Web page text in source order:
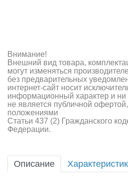
Аппаратура и электроника
Аккумуляторы и батарейки
Зарядные устройства и блоки
Двигатели
Технические жидкости
Оптовая продажа запчастей для
Внимание!
Внешний вид товара,
могут изменяться
без предварительных
интернет-сайт носит
информационный характер и ни
не является публичной
положениями
Статьи 437 (2) Гражданского
Федерации.
Описание